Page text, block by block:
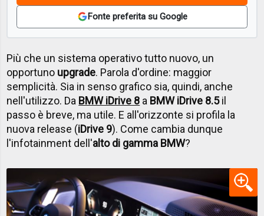
Fonte preferita su Google
Più che un sistema operativo tutto nuovo, un
opportuno upgrade. Parola d'ordine: maggior
semplicità. Sia in senso grafico sia, quindi, anche
nell'utilizzo. Da BMW iDrive 8 a BMW iDrive 8.5il
passo è breve, ma utile. E all'orizzonte si profila la
nuova release (iDrive 9). Come cambia dunque
l'infotainment dell'alto di gamma BMW?